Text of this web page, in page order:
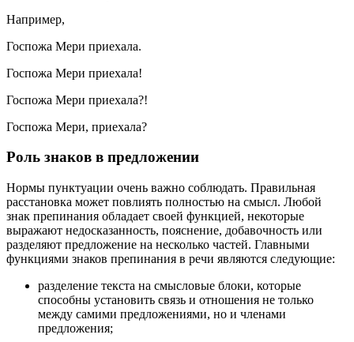
Например,
Госпожа Мери приехала.
Госпожа Мери приехала!
Госпожа Мери приехала?!
Госпожа Мери, приехала?
Роль знаков в предложении
Нормы пунктуации очень важно соблюдать. Правильная
расстановка может повлиять полностью на смысл. Любой
знак препинания обладает своей функцией, некоторые
выражают недосказанность, пояснение, добавочность или
разделяют предложение на несколько частей. Главными
функциями знаков препинания в речи являются следующие:
разделение текста на смысловые блоки, которые
способны установить связь и отношения не только
между самими предложениями, но и членами
предложения;